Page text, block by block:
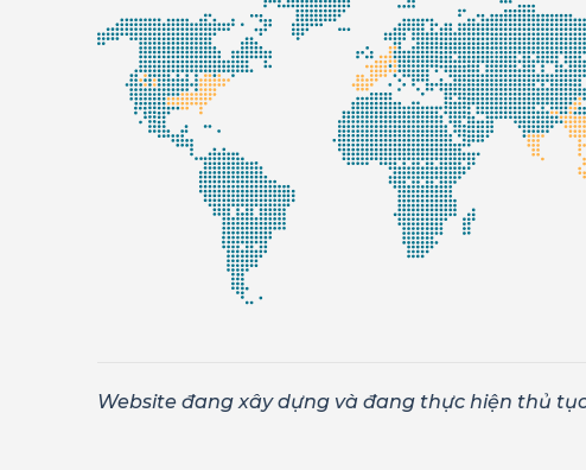
Website đang xây dựng và đang thực hiện thủ